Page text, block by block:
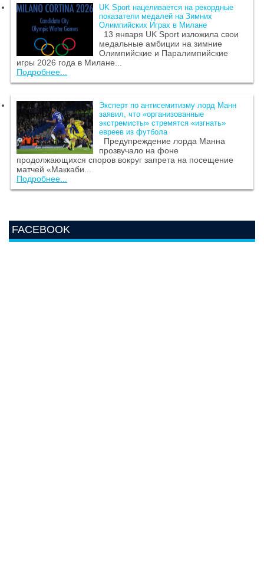
UK Sport нацеливается на рекордные
показатели медалей на Зимних
Олимпийских Играх в Милане
13 января UK Sport изложила свои
медальные амбиции на зимние
Олимпийские и Паралимпийские
игры 2026 года в Милане...
Подробнее...
Эксперт по антисемитизму лорд Манн
заявил, что «организованные
экстремисты» стремятся «изгнать»
евреев из футбола
Предупреждение лорда Манна
прозвучало на фоне
продолжающихся споров вокруг запрета на посещение
матчей «Маккаби...
Подробнее...
FACEBOOK